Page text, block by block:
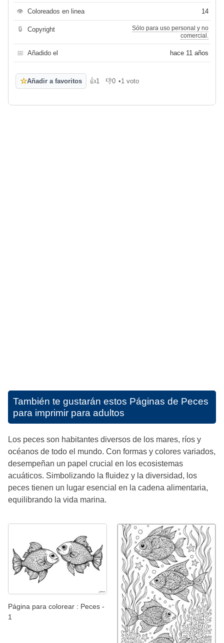
👁 Coloreados en linea 14
🔒 Copyright
Sólo para uso personal y no
comercial.
📅 Añadido el hace 11 años
☆Añadir a favoritos 👍1
Me gusta
👎0
No me gusta
•1 voto
También te gustarán estos Páginas de Peces
para imprimir para adultos
Los peces son habitantes diversos de los mares, ríos y
océanos de todo el mundo. Con formas y colores variados,
desempeñan un papel crucial en los ecosistemas
acuáticos. Simbolizando la fluidez y la diversidad, los
peces tienen un lugar esencial en la cadena alimentaria,
equilibrando la vida marina.
Página para colorear : Peces -
1